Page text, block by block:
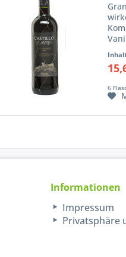
6
Informationen
Impressum
Privatsphäre